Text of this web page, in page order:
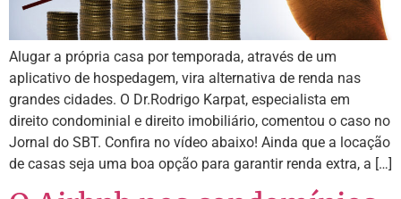
Alugar a própria casa por temporada, através de um
aplicativo de hospedagem, vira alternativa de renda nas
grandes cidades. O Dr.Rodrigo Karpat, especialista em
direito condominial e direito imobiliário, comentou o caso no
Jornal do SBT. Confira no vídeo abaixo! Ainda que a locação
de casas seja uma boa opção para garantir renda extra, a […]